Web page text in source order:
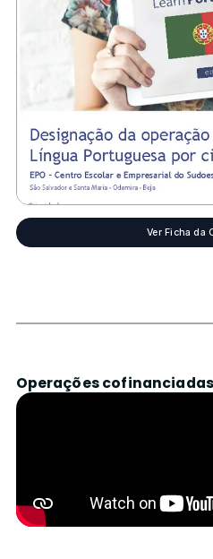
Ver Ficha da
Operações cofinanciadas